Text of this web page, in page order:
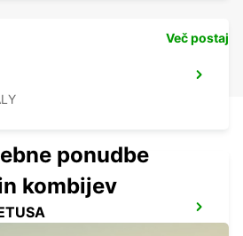
Več postaj
ponudbe
kombijev